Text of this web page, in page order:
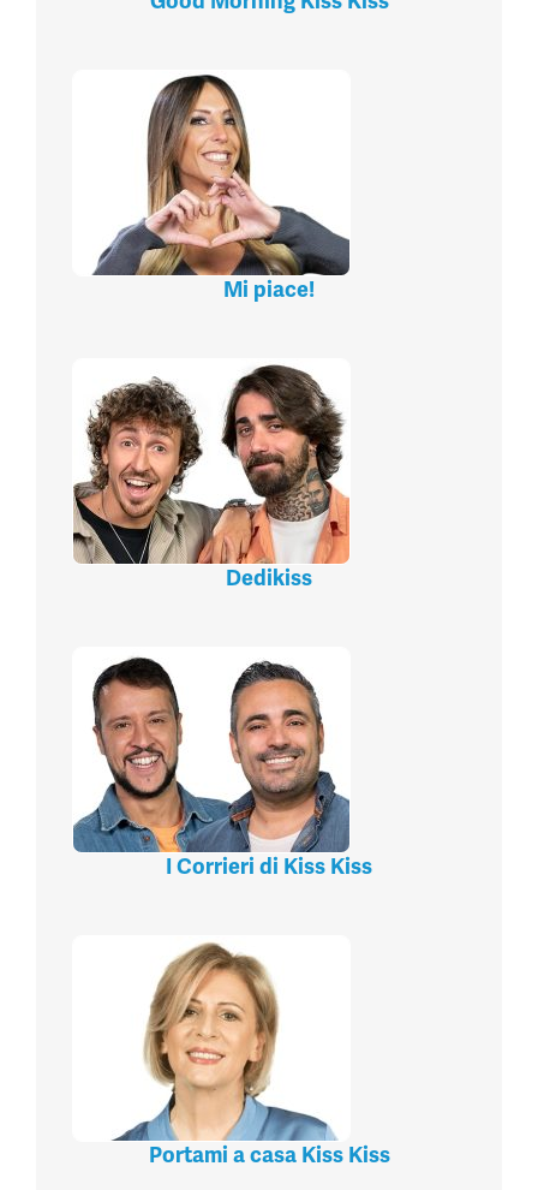
Mi piace!
Dedikiss
I Corrieri di Kiss Kiss
Portami a casa Kiss Kiss